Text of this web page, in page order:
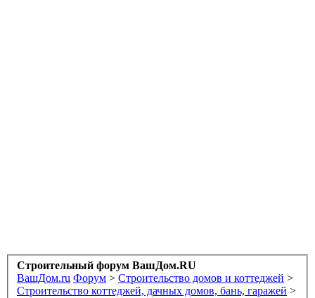
Строительный форум ВашДом.RU
ВашДом.ru Форум > Строительство домов и коттеджей >
Строительство коттеджей, дачных домов, бань, гаражей >